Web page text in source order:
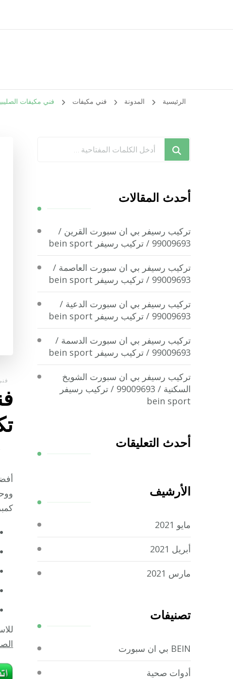
الرئيسية المدونة فني مكيفات فني مكيفات الصليبيخات / 98025055 / فني تكييف هندي
تبحث
شيء
ما؟
أحدث المقالات
تركيب رسيفر بي ان سبورت القرين /
99009693 / تركيب رسيفر bein sport
تركيب رسيفر بي ان سبورت العاصمة /
99009693 / تركيب رسيفر bein sport
تركيب رسيفر بي ان سبورت الدعية /
99009693 / تركيب رسيفر bein sport
تركيب رسيفر بي ان سبورت الدسمة /
99009693 / تركيب رسيفر bein sport
تركيب رسيفر بي ان سبورت الشويخ
السكنية / 99009693 / تركيب رسيفر
bein sport
أحدث التعليقات
الأرشيف
مايو 2021
أبريل 2021
مارس 2021
تصنيفات
BEIN بي ان سبورت
أدوات صحية